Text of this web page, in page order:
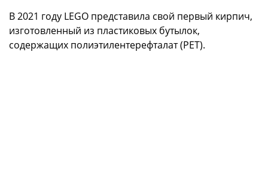
В 2021 году LEGO представила свой первый кирпич,
изготовленный из пластиковых бутылок,
содержащих полиэтилентерефталат (PET).